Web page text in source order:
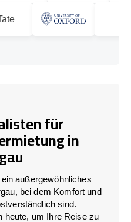
für
in
außergewöhnliches
bei dem Komfort und
sind.
heute, um Ihre Reise zu